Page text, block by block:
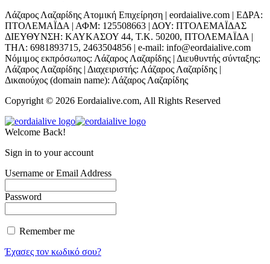
Λάζαρος Λαζαρίδης Ατομική Επιχείρηση | eordaialive.com | ΕΔΡΑ:
ΠΤΟΛΕΜΑΪΔΑ | ΑΦΜ: 125508663 | ΔΟΥ: ΠΤΟΛΕΜΑΪΔΑΣ
ΔΙΕΥΘΥΝΣΗ: ΚΑΥΚΑΣΟΥ 44, Τ.Κ. 50200, ΠΤΟΛΕΜΑΪΔΑ |
ΤΗΛ: 6981893715, 2463504856 | e-mail: info@eordaialive.com
Νόμιμος εκπρόσωπος: Λάζαρος Λαζαρίδης | Διευθυντής σύνταξης:
Λάζαρος Λαζαρίδης | Διαχειριστής: Λάζαρος Λαζαρίδης |
Δικαιούχος (domain name): Λάζαρος Λαζαρίδης
Copyright © 2026 Eordaialive.com, All Rights Reserved
Welcome Back!
Sign in to your account
Username or Email Address
Password
Remember me
Έχασες τον κωδικό σου?